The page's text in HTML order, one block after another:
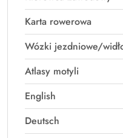
Karta rowerowa
Wózki jezdniowe/
Atlasy motyli
English
Deutsch